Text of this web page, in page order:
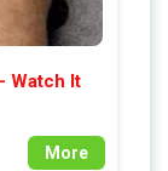
Watch It
More